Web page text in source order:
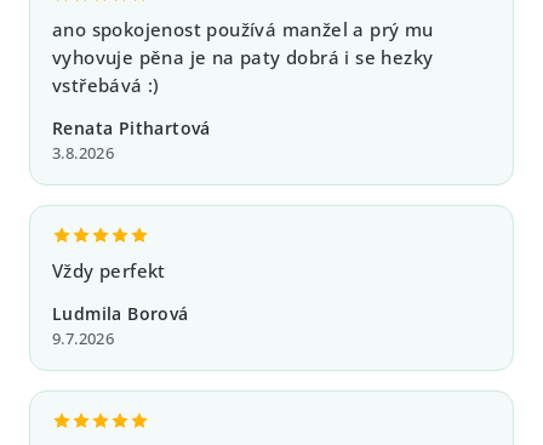
ano spokojenost používá manžel a prý mu
vyhovuje pěna je na paty dobrá i se hezky
vstřebává :)
Renata Pithartová
3.8.2026
Vždy perfekt
Ludmila Borová
9.7.2026